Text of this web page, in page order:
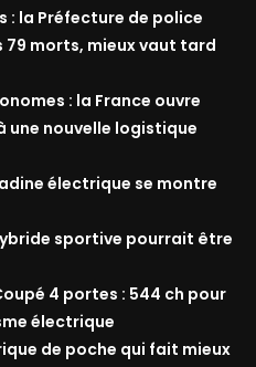
la Préfecture de police
79 morts, mieux vaut tard
: la France ouvre
nouvelle logistique
électrique se montre
sportive pourrait être
4 portes : 544 ch pour
électrique
de poche qui fait mieux